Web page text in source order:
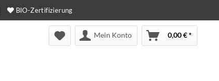
BIO-Zertifizierung
Mein Konto 0,00 € *